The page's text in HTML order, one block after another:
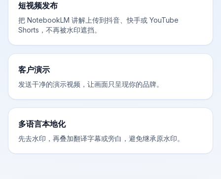
短视频发布
把 NotebookLM 讲解上传到抖音、快手或 YouTube
Shorts，不再被水印遮挡。
客户演示
发送干净的演示视频，让画面只呈现你的品牌。
多语言本地化
先去水印，再叠加翻译字幕或旁白，避免继承原水印。